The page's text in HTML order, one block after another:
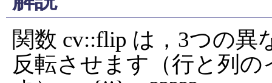
関数 cv::flip は，3つの異
反転させます（行と列